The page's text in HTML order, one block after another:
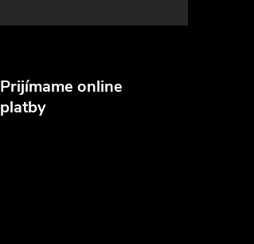
Prijímame online
platby